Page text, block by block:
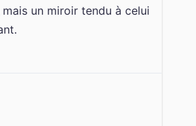
un miroir tendu à celui